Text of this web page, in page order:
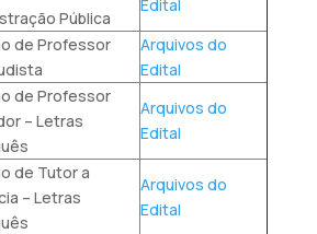
Pública
Edital
de Professor
Arquivos do
Edital
de Professor
– Letras
Arquivos do
Edital
de Tutor a
– Letras
Arquivos do
Edital